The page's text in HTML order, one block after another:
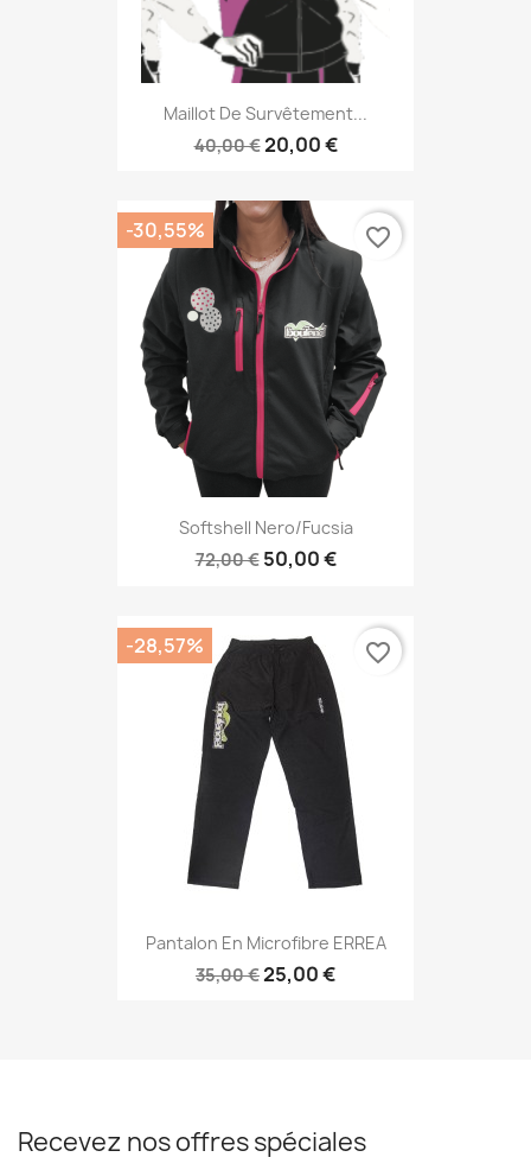
Maillot De Survêtement...
40,00 €20,00 €
Softshell Nero/fucsia
72,00 € 50,00 €
-30,55% favorite_border
Pantalon En Microfibre ERREA
35,00 €25,00 €
-28,57% favorite_border
Recevez nos offres spéciales